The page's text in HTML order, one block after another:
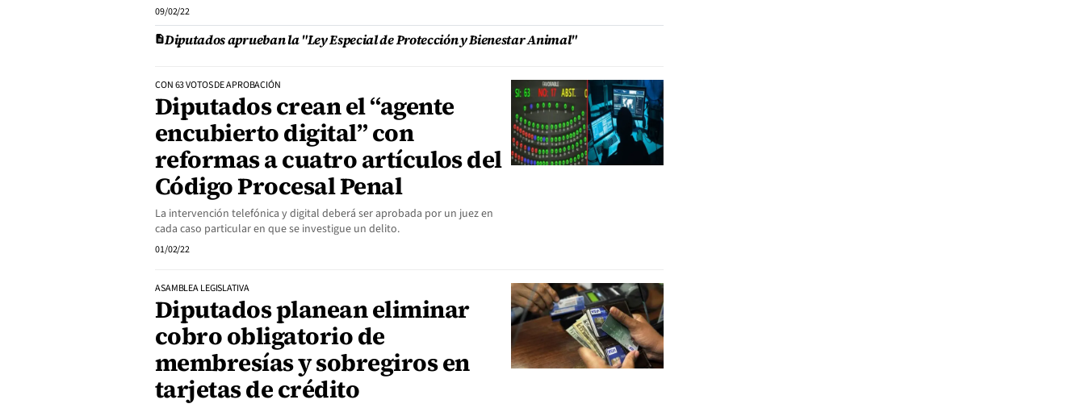
09/02/22
Diputados aprueban la "Ley Especial de Protección y Bienestar Animal"
CON 63 VOTOS DE APROBACIÓN
Diputados crean el “agente
encubierto digital” con
reformas a cuatro artículos del
Código Procesal Penal
La intervención telefónica y digital deberá ser aprobada por un juez en
cada caso particular en que se investigue un delito.
01/02/22
ASAMBLEA LEGISLATIVA
Diputados planean eliminar
cobro obligatorio de
membresías y sobregiros en
tarjetas de crédito